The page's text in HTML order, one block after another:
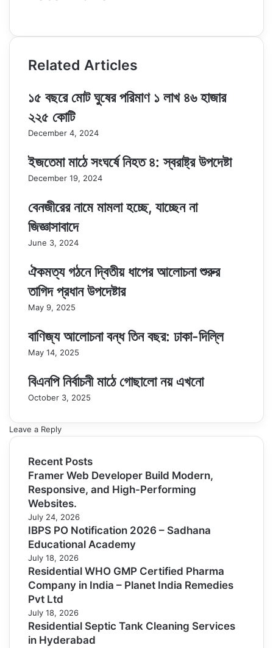
Related Articles
১৫ বছরে মোট ঘুষের পরিমাণ ১ লাখ ৪৬ হাজার
২২৫ কোটি
December 4, 2024
ইজতেমা মাঠে সংঘর্ষে নিহত ৪: স্বরাষ্ট্র উপদেষ্টা
December 19, 2024
বেনজীরের নামে মামলা হচ্ছে, যাচ্ছেন না
জিজ্ঞাসাবাদে
June 3, 2024
ঐকমত্য গঠনে দ্বিতীয় ধাপের আলোচনা শুরুর
তাগিদ প্রধান উপদেষ্টার
May 9, 2025
বাণিজ্য আলোচনা বন্ধ তিন বছর: ঢাকা-দিল্লি
May 14, 2025
বিএনপি নির্বাচনী মাঠে গোছালো নয় এখনো
October 3, 2025
Leave a Reply
Recent Posts
Framer Web Developer Build Modern,
Responsive, and High-Performing
Websites.
July 24, 2026
IBPS PO Notification 2026 – Sadhana
Educational Academy
July 18, 2026
Residential WHO GMP Certified Pharma
Company in India – Planet India Remedies
Pvt Ltd
July 18, 2026
Residential Septic Tank Cleaning Services
in Hyderabad